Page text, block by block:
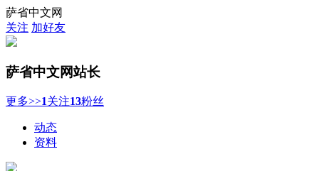
萨省中文网
关注 加好友
萨省中文网站长
更多>>1关注13粉丝
动态
资料